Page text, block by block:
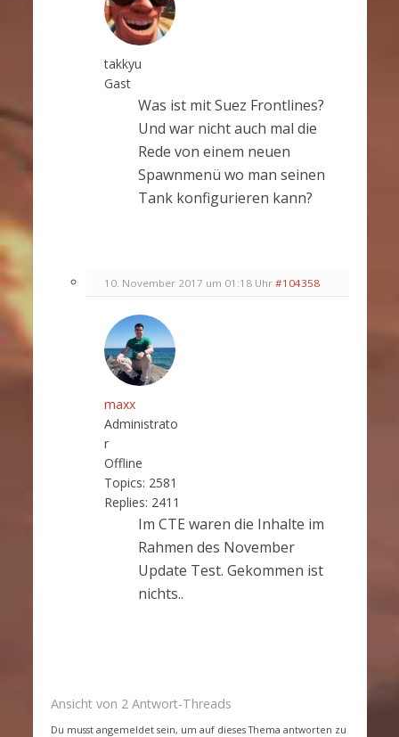
takkyu
Gast
Was ist mit Suez Frontlines?
Und war nicht auch mal die
Rede von einem neuen
Spawnmenü wo man seinen
Tank konfigurieren kann?
10. November 2017 um 01:18 Uhr #104358
maxx
Administrato
r
Offline
Topics: 2581
Replies: 2411
Im CTE waren die Inhalte im
Rahmen des November
Update Test. Gekommen ist
nichts..
Ansicht von 2 Antwort-Threads
Du musst angemeldet sein, um auf dieses Thema antworten zu